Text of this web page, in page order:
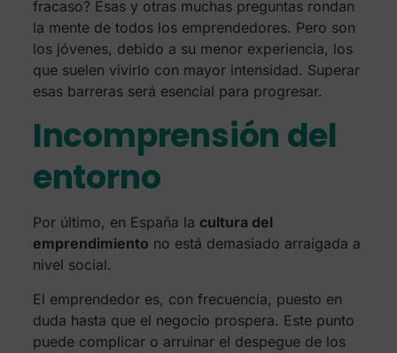
fracaso? Esas y otras muchas preguntas rondan
la mente de todos los emprendedores. Pero son
los jóvenes, debido a su menor experiencia, los
que suelen vivirlo con mayor intensidad. Superar
esas barreras será esencial para progresar.
Incomprensión del
entorno
Por último, en España la cultura del
emprendimiento no está demasiado arraigada a
nivel social.
El emprendedor es, con frecuencia, puesto en
duda hasta que el negocio prospera. Este punto
puede complicar o arruinar el despegue de los